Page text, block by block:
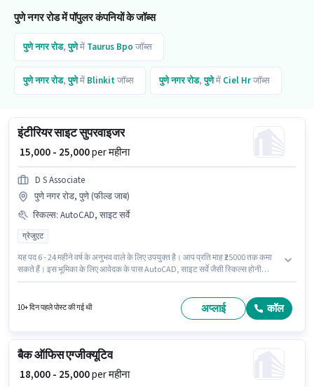
पुणे नगर रोड में पॉपुलर कंपनियों के जॉब्स
पुणे नगर रोड,पुणेमें Taurus Bpo जॉब्स
पुणे नगर रोड,पुणेमें Blinkitजॉब्स पुणे नगर रोड,पुणेमें Ciel Hrजॉब्स
इंटीरियर साइट सुपरवाइजर
₹ 15,000 - 25,000per महीना
D S Associate
पुणे नगर रोड, पुणे (फील्ड जाब)
स्किल्स: AutoCAD, साइट सर्वे
ग्रेजुएट
यह पद 6 - 24 महीने वर्ष के अनुभव वाले के लिए उपयुक्त है। आप प्रति माह ₹25000 तक कमा
सकते हैं। इस भूमिका के लिए आवेदक के पास AutoCAD, साइट सर्वे जैसी स्किल्स होनी
सक्रिय रूप से हायर कर रहा है। आवेदकों के पास कम से कम ग्रेजुएट डिग्री या सर्टिफिकेट
10+ दिन पहले पोस्ट की गई थी अप्लाई कॉल
बैक ऑफिस एग्जीक्यूटिव
₹ 18,000 - 25,000per महीना